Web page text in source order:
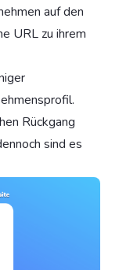
auf den
URL zu ihrem
Rückgang
sind es